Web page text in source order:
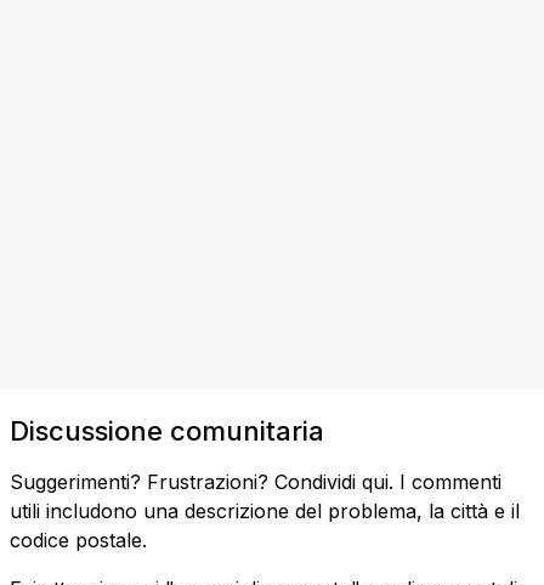
Discussione comunitaria
Suggerimenti? Frustrazioni? Condividi qui. I commenti
utili includono una descrizione del problema, la città e il
codice postale.